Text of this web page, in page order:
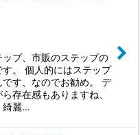
プ、市販のステップの
。 個人的にはステップ
す、なのでお勧め。 デ
存在感もありますね、
綺麗…